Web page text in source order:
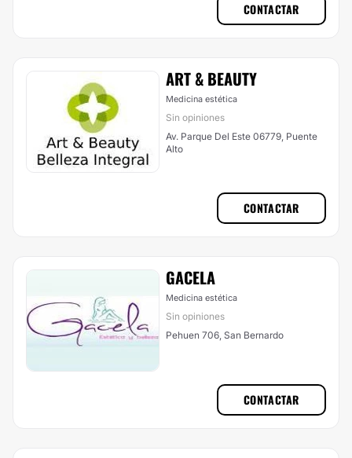
CONTACTAR
ART & BEAUTY
Medicina estética
Sin opiniones
Av. Parque Del Este 06779, Puente
Alto
CONTACTAR
GACELA
Medicina estética
Sin opiniones
Pehuen 706, San Bernardo
CONTACTAR